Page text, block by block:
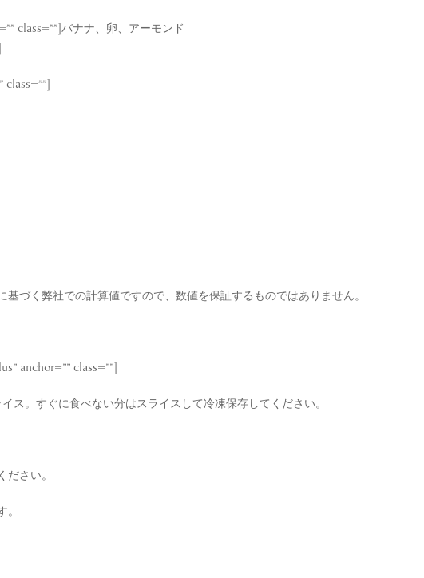
class=””]バナナ、卵、アーモンド
づく弊社での計算値ですので、数値を保証するものではありません。
anchor=”” class=””]
ス。すぐに食べない分はスライスして冷凍保存してください。
さい。
。